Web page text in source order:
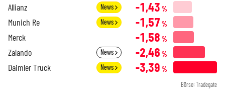
Allianz News -1,43 %
Munich Re News -1,57 %
Merck -1,58 %
Zalando News -2,46 %
Daimler Truck News -3,39 %
Börse: Tradegate